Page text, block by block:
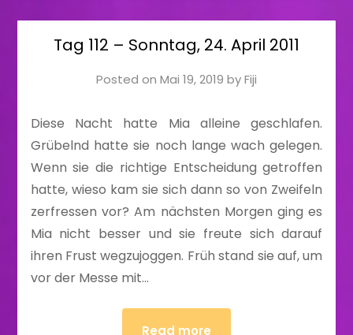
Tag 112 – Sonntag, 24. April 2011
Posted on Mai 19, 2019 byFiji
Diese Nacht hatte Mia alleine geschlafen.
Grübelnd hatte sie noch lange wach gelegen.
Wenn sie die richtige Entscheidung getroffen
hatte, wieso kam sie sich dann so von Zweifeln
zerfressen vor? Am nächsten Morgen ging es
Mia nicht besser und sie freute sich darauf
ihren Frust wegzujoggen. Früh stand sie auf, um
vor der Messe mit…
Read more